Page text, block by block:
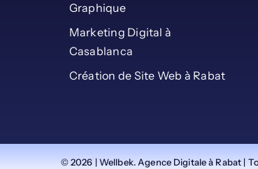
Graphique
Marketing Digital à
Casablanca
Création de Site Web à Rabat
© 2026 | Wellbek. Agence Digitale à Rabat |